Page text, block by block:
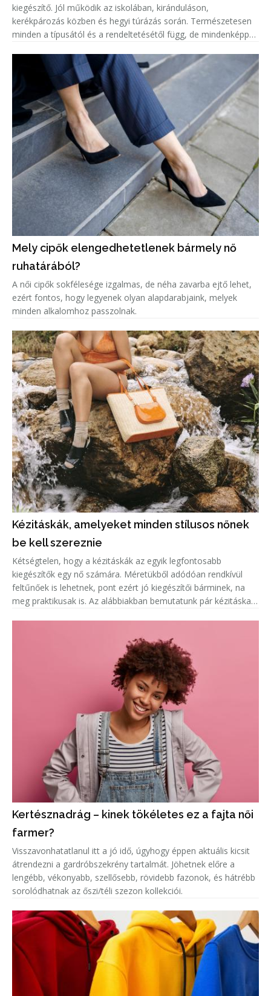
kiegészítő. Jól működik az iskolában, kiránduláson,
kerékpározás közben és hegyi túrázás során. Természetesen
minden a típusától és a rendeltetésétől függ, de mindenképpen
mi válhat be
Mely cipők elengedhetetlenek bármely nő
ruhatárából?
A női cipők sokfélesége izgalmas, de néha zavarba ejtő lehet,
ezért fontos, hogy legyenek olyan alapdarabjaink, melyek
minden alkalomhoz passzolnak.
Kézitáskák, amelyeket minden stílusos nőnek
be kell szereznie
Kétségtelen, hogy a kézitáskák az egyik legfontosabb
kiegészítők egy nő számára. Méretükből adódóan rendkívül
feltűnőek is lehetnek, pont ezért jó kiegészítői bárminek, na
meg praktikusak is. Az alábbiakban bemutatunk pár kézitáska-
Kertésznadrág – kinek tökéletes ez a fajta női
farmer?
Visszavonhatatlanul itt a jó idő, úgyhogy éppen aktuális kicsit
átrendezni a gardróbszekrény tartalmát. Jöhetnek előre a
lengébb, vékonyabb, szellősebb, rövidebb fazonok, és hátrébb
sorolódhatnak az őszi/téli szezon kollekciói.